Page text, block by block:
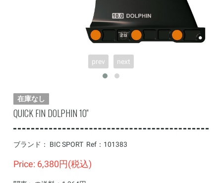
prev next
在庫なし
QUICK FIN DOLPHIN 10''
ブランド： BIC SPORT Ref： 101383
Price: 6,380円(税込)